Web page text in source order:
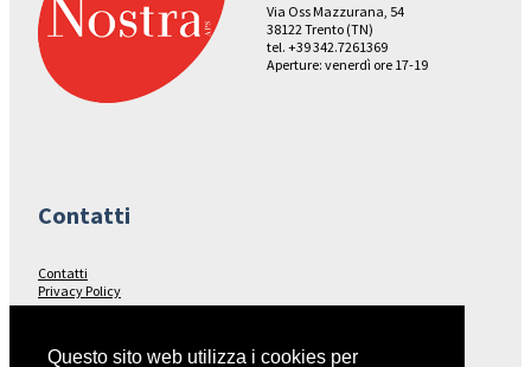
Via Oss Mazzurana, 54
38122 Trento (TN)
tel. +39 342.7261369
Aperture: venerdì ore 17-19
Contatti
Contatti
Privacy Policy
Seguici su…
Questo sito web utilizza i cookies per